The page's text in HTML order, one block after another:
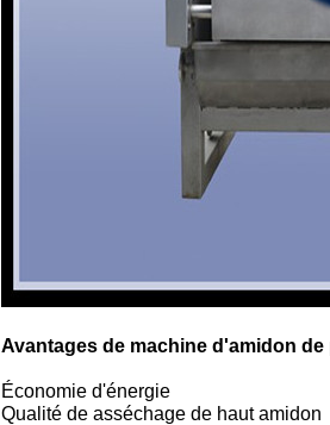
Avantages de machine d'amidon de
Économie d'énergie
Qualité de asséchage de haut amidon